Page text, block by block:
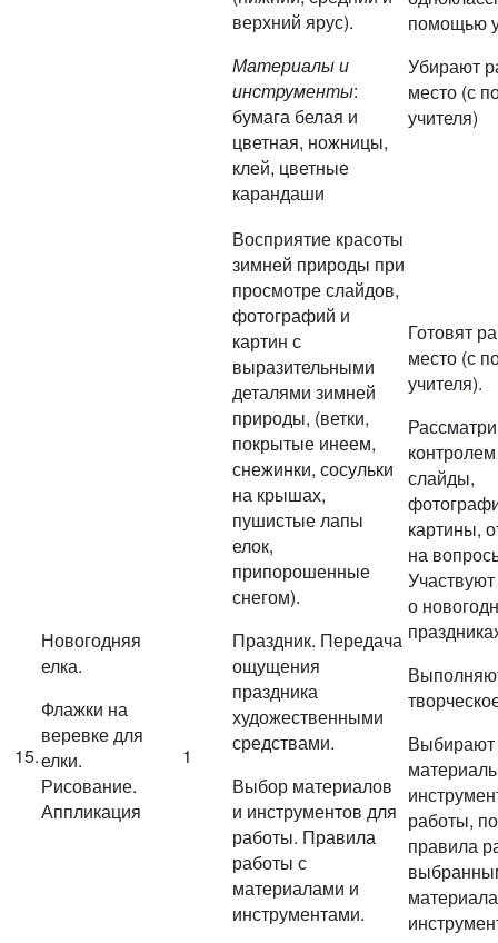
верхний ярус).
Материалы и
инструменты:
бумага белая и
цветная, ножницы,
клей, цветные
карандаши
помощью
Убирают
место (с
учителя)
15.
Новогодняя
елка.
Флажки на
веревке для
елки.
Рисование.
Аппликация
1
Восприятие красоты
зимней природы при
просмотре слайдов,
фотографий и
картин с
выразительными
деталями зимней
природы, (ветки,
покрытые инеем,
снежинки, сосульки
на крышах,
пушистые лапы
елок,
припорошенные
снегом).
Праздник. Передача
ощущения
праздника
художественными
средствами.
Выбор материалов
и инструментов для
работы. Правила
работы с
материалами и
инструментами.
Готовят
место (с
учителя).
слайды,
картины,
на
о
Выбирают
работы,
правила